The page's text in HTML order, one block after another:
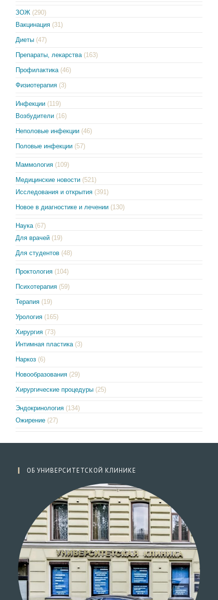
ЗОЖ (290)
Вакцинация (31)
Диеты (47)
Препараты, лекарства (163)
Профилактика (46)
Физиотерапия (3)
Инфекции (119)
Возбудители (16)
Неполовые инфекции (46)
Половые инфекции (57)
Маммология (109)
Медицинские новости (521)
Исследования и открытия (391)
Новое в диагностике и лечении (130)
Наука (67)
Для врачей (19)
Для студентов (48)
Проктология (104)
Психотерапия (59)
Терапия (19)
Урология (165)
Хирургия (73)
Интимная пластика (3)
Наркоз (6)
Новообразования (29)
Хирургические процедуры (25)
Эндокринология (134)
Ожирение (27)
ОБ УНИВЕРСИТЕТСКОЙ КЛИНИКЕ